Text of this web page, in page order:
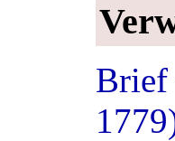
Brief